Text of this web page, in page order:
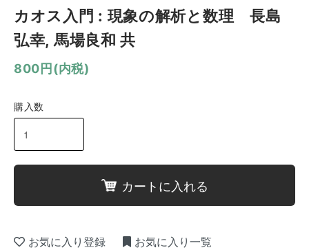
カオス入門 : 現象の解析と数理 長島
弘幸, 馬場良和 共
800円(内税)
購入数
カートに入れる
お気に入り登録 お気に入り一覧